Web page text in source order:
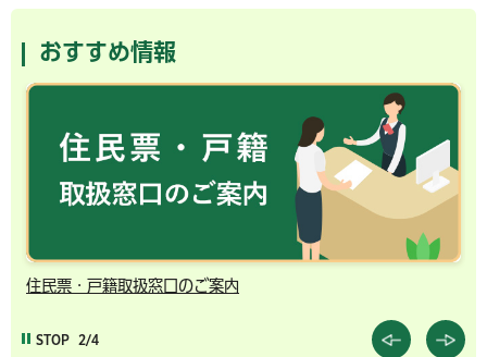
おすすめ情報
住民票・戸籍取扱窓口のご案内
STOP 2/4